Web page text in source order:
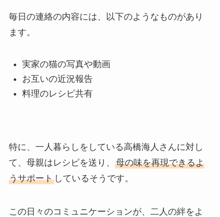
毎日の連絡の内容には、以下のようなものがあり
ます。
実家の猫の写真や動画
お互いの近況報告
料理のレシピ共有
特に、一人暮らしをしている高橋海人さんに対し
て、母親はレシピを送り、 母の味を再現できるよ
うサポートしているそうです。
この日々のコミュニケーションが、二人の絆をよ